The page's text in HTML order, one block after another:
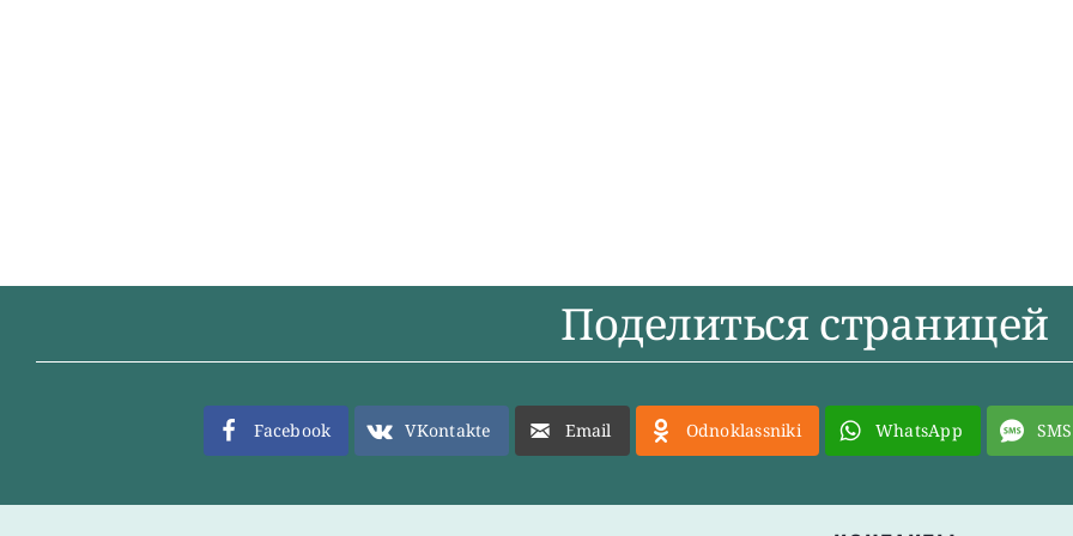
Поделиться страницей
Facebook VKontakte Email Odnoklassniki WhatsApp SMS